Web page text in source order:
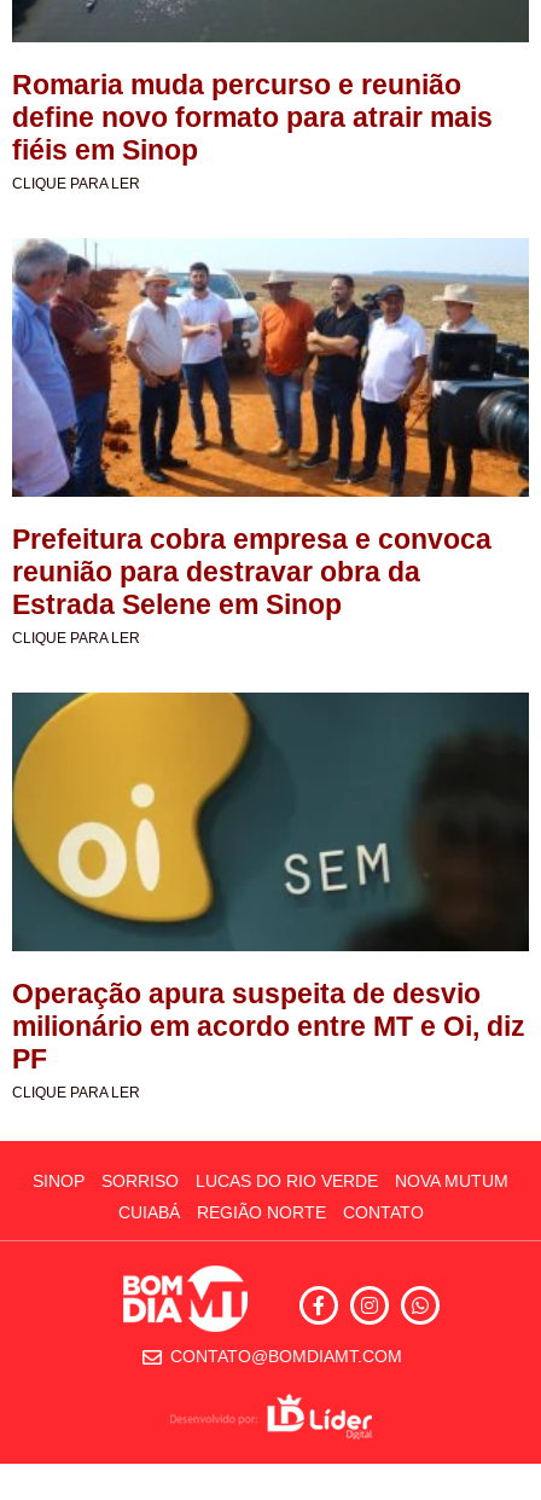
Romaria muda percurso e reunião
define novo formato para atrair mais
fiéis em Sinop
CLIQUE PARA LER
Prefeitura cobra empresa e convoca
reunião para destravar obra da
Estrada Selene em Sinop
CLIQUE PARA LER
Operação apura suspeita de desvio
milionário em acordo entre MT e Oi, diz
PF
CLIQUE PARA LER
SINOP SORRISO LUCAS DO RIO VERDE
NOVA MUTUM
CUIABÁ
REGIÃO NORTE CONTATO
CONTATO@BOMDIAMT.COM